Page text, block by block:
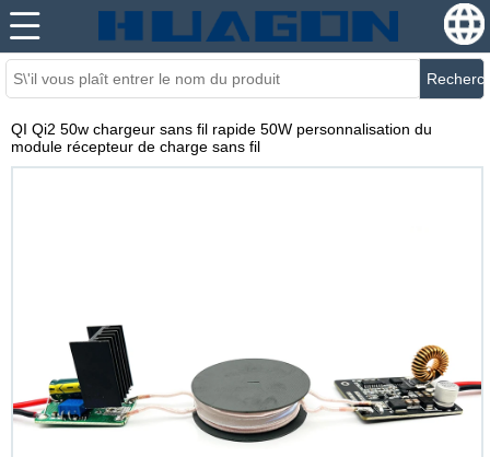
QI Qi2 50w chargeur sans fil rapide 50W personnalisation du
module récepteur de charge sans fil